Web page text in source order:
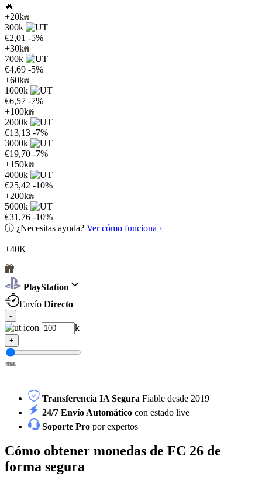
🔥
+20k
300k
€2,01 -5%
+30k
700k
€4,69 -5%
+60k
1000k
€6,57 -7%
+100k
2000k
€13,13 -7%
3000k
€19,70 -7%
+150k
4000k
€25,42 -10%
+200k
5000k
€31,76 -10%
ⓘ ¿Necesitas ayuda? Ver cómo funciona ›
+40K
PlayStation
Envío Directo
-
k
+
100k
1M
2M
3M
4M
5M
Transferencia IA Segura Fiable desde 2019
24/7 Envío Automático con estado live
Soporte Pro por expertos
Cómo obtener monedas de FC 26 de
forma segura